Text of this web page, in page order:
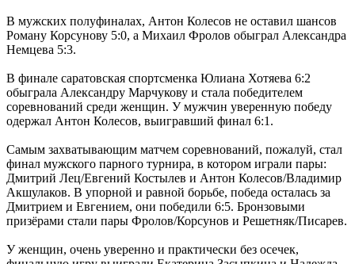
В мужских полуфиналах, Антон Колесов не оставил шансов
Роману Корсунову 5:0, а Михаил Фролов обыграл Александра
Немцева 5:3.
В финале саратовская спортсменка Юлиана Хотяева 6:2
обыграла Александру Марчукову и стала победителем
соревнований среди женщин. У мужчин уверенную победу
одержал Антон Колесов, выигравший финал 6:1.
Самым захватывающим матчем соревнований, пожалуй, стал
финал мужского парного турнира, в котором играли пары:
Дмитрий Лец/Евгений Костылев и Антон Колесов/Владимир
Акшулаков. В упорной и равной борьбе, победа осталась за
Дмитрием и Евгением, они победили 6:5. Бронзовыми
призёрами стали пары Фролов/Корсунов и Решетняк/Писарев.
У женщин, очень уверенно и практически без осечек,